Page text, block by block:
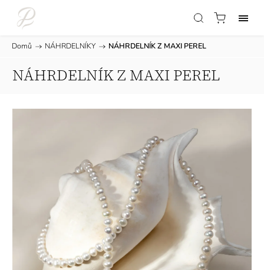
Domů / NÁHRDELNÍKY / NÁHRDELNÍK Z MAXI PEREL
NÁHRDELNÍK Z MAXI PEREL